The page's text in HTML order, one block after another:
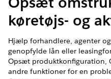
køretøjs- og
Hjælp forhandlere, agenter
genopfylde lån eller
Opsæt produktkonfiguration,
andre funktioner for en